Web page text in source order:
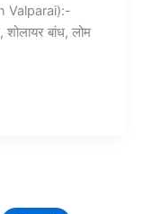
Valparai):-
शोलायर बांध, लोम